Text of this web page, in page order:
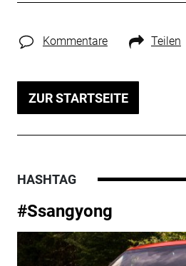
Kommentare Teilen
ZUR STARTSEITE
HASHTAG
#Ssangyong